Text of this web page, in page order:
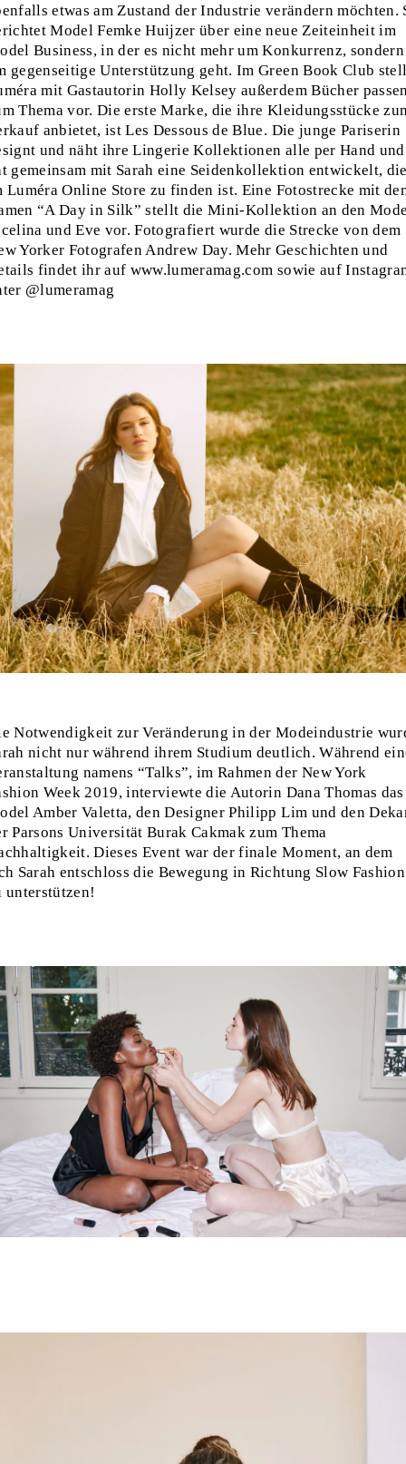
etwas am Zustand der Industrie verändern möchten.
Model Femke Huijzer über eine neue Zeiteinheit im
Business, in der es nicht mehr um Konkurrenz, sondern
gegenseitige Unterstützung geht. Im Green Book Club
mit Gastautorin Holly Kelsey außerdem Bücher
Thema vor. Die erste Marke, die ihre Kleidungsstücke
anbietet, ist Les Dessous de Blue. Die junge Pariserin
und näht ihre Lingerie Kollektionen alle per Hand und
gemeinsam mit Sarah eine Seidenkollektion entwickelt,
Luméra Online Store zu finden ist. Eine Fotostrecke mit
“A Day in Silk” stellt die Mini-Kollektion an den
und Eve vor. Fotografiert wurde die Strecke von dem
Yorker Fotografen Andrew Day. Mehr Geschichten und
findet ihr auf www.lumeramag.com sowie auf
@lumeramag
Notwendigkeit zur Veränderung in der Modeindustrie
nicht nur während ihrem Studium deutlich. Während
namens “Talks”, im Rahmen der New York
Week 2019, interviewte die Autorin Dana Thomas das
Amber Valetta, den Designer Philipp Lim und den
Parsons Universität Burak Cakmak zum Thema
Dieses Event war der finale Moment, an dem
Sarah entschloss die Bewegung in Richtung Slow Fashion
unterstützen!